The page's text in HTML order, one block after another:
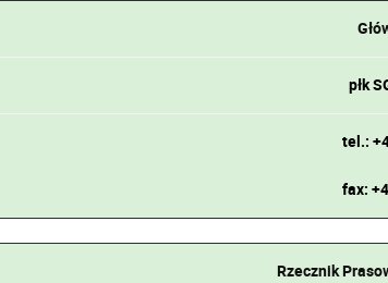
płk
tel.:
fax:
Rzecznik